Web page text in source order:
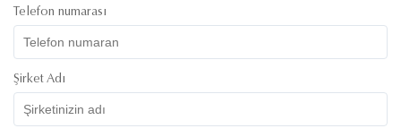
Telefon numarası
Şirket Adı